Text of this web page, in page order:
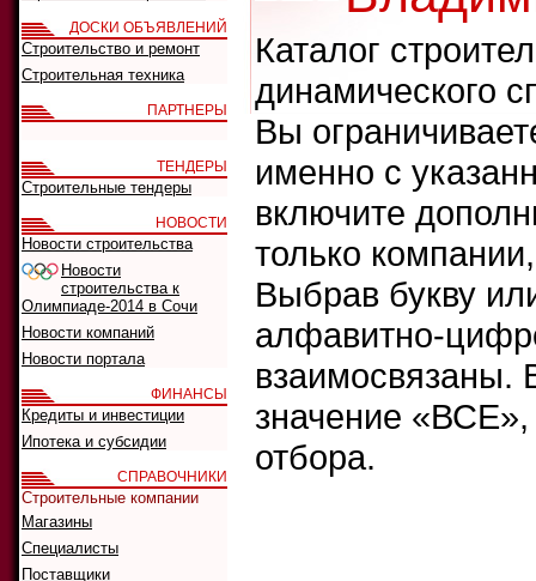
Каталог
динамического
Вы
именно с
включите
только
Выбрав букву
алфавитно-
взаимосвязаны.
значение
отбора.
ДОСКИ ОБЪЯВЛЕНИЙ
Строительство и ремонт
Строительная техника
ПАРТНЕРЫ
ТЕНДЕРЫ
Строительные тендеры
НОВОСТИ
Новости строительства
Новости
строительства к
Олимпиаде-2014 в Сочи
Новости компаний
Новости портала
ФИНАНСЫ
Кредиты и инвестиции
Ипотека и субсидии
СПРАВОЧНИКИ
Строительные компании
Магазины
Специалисты
Поставщики